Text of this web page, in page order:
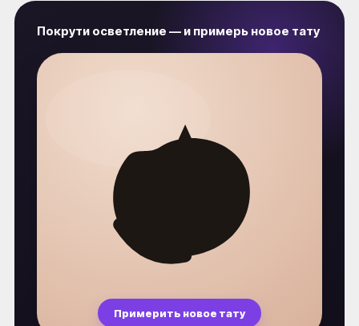
Покрути осветление — и примерь новое тату
Примерить новое тату